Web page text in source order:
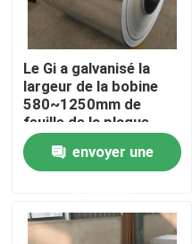
Produits
tube rond d'acier
feuille inoxydable de
Bobine d'acier inoxydable
Le Gi a galvanisé la
largeur de la bobine
580~1250mm de
feuille de la plaque
d'acier 1mm 1.5mm
envoyer une